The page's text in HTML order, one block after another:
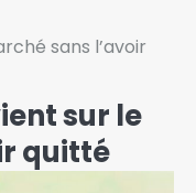
sans l’avoir
sur le
quitté